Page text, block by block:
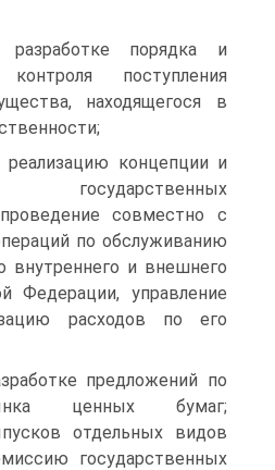
порядка и
по­ступления
находящегося в
реализацию концепции и
совместно с
по обслуживанию
внутреннего и внеш­него
Федерации, управление
расходов по его
предложений по
цен­ных бумаг;
отдельных видов
государственных